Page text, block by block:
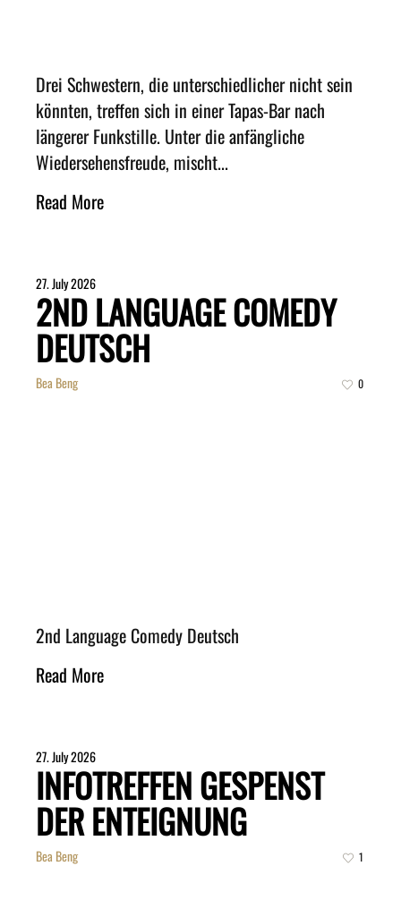
Drei Schwestern, die unterschiedlicher nicht sein
könnten, treffen sich in einer Tapas-Bar nach
längerer Funkstille. Unter die anfängliche
Wiedersehensfreude, mischt...
Read More
27. July 2026
2ND LANGUAGE COMEDY
DEUTSCH
Bea Beng 0
2nd Language Comedy Deutsch
Read More
27. July 2026
INFOTREFFEN GESPENST
DER ENTEIGNUNG
Bea Beng 1